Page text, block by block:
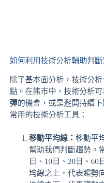
如何利用技術分析輔助判斷
除了基本面分析，技術分
點。在熊市中，技術分析可
彈的機會，或是避開持續
常用的技術分析工具：
移動平均線： 移動平
幫助我們判斷趨勢。
日、10日、20日、
均線之上，代表趨勢